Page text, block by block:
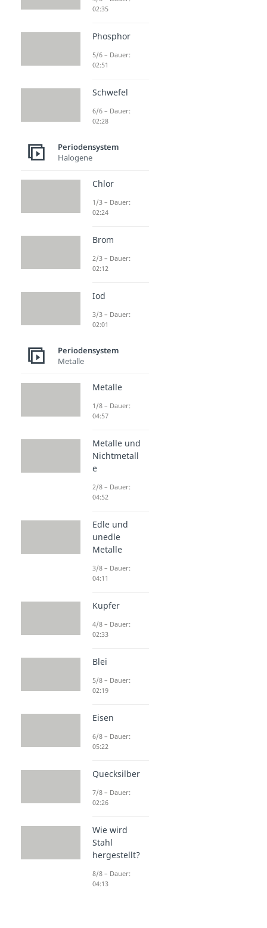
02:35
Phosphor
5/6 – Dauer:
02:51
Schwefel
6/6 – Dauer:
02:28
Periodensystem
Halogene
Chlor
1/3 – Dauer:
02:24
Brom
2/3 – Dauer:
02:12
Iod
3/3 – Dauer:
02:01
Periodensystem
Metalle
Metalle
1/8 – Dauer:
04:57
Metalle und
Nichtmetall
e
2/8 – Dauer:
04:52
Edle und
unedle
Metalle
3/8 – Dauer:
04:11
Kupfer
4/8 – Dauer:
02:33
Blei
5/8 – Dauer:
02:19
Eisen
6/8 – Dauer:
05:22
Quecksilber
7/8 – Dauer:
02:26
Wie wird
Stahl
hergestellt?
8/8 – Dauer:
04:13